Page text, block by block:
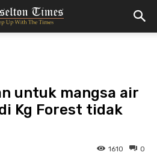
untuk mangsa air
Kg Forest tidak
0
1610